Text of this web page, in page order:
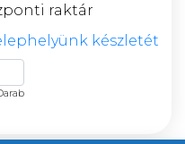
raktár
készletét